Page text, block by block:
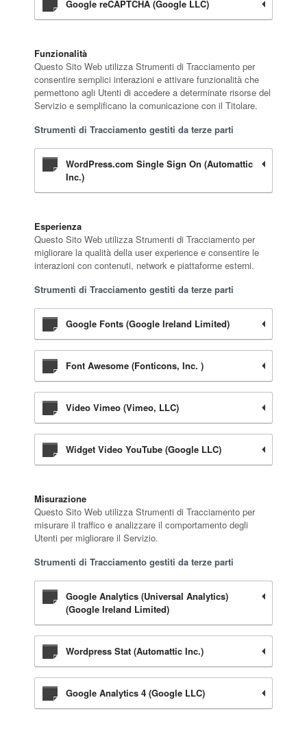
Google reCAPTCHA (Google LLC)
Funzionalità
Questo Sito Web utilizza Strumenti di Tracciamento per
consentire semplici interazioni e attivare funzionalità che
permettono agli Utenti di accedere a determinate risorse del
Servizio e semplificano la comunicazione con il Titolare.
Strumenti di Tracciamento gestiti da terze parti
WordPress.com Single Sign On (Automattic
Inc.)
Esperienza
Questo Sito Web utilizza Strumenti di Tracciamento per
migliorare la qualità della user experience e consentire le
interazioni con contenuti, network e piattaforme esterni.
Strumenti di Tracciamento gestiti da terze parti
Google Fonts (Google Ireland Limited)
Font Awesome (Fonticons, Inc. )
Video Vimeo (Vimeo, LLC)
Widget Video YouTube (Google LLC)
Misurazione
Questo Sito Web utilizza Strumenti di Tracciamento per
misurare il traffico e analizzare il comportamento degli
Utenti per migliorare il Servizio.
Strumenti di Tracciamento gestiti da terze parti
Google Analytics (Universal Analytics)
(Google Ireland Limited)
Wordpress Stat (Automattic Inc.)
Google Analytics 4 (Google LLC)